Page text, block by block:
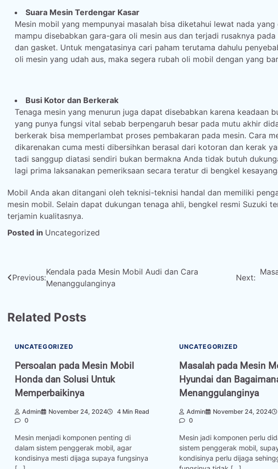
Suara Mesin Terdengar Kasar
Mesin mobil yang mempunyai masalah bisa diketahui lewat nada
mampu disebabkan gara-gara oli mesin aus dan terjadi rusaknya
dan gasket. Untuk mengatasinya cari paham terutama dahulu
oli mesin yang udah aus, maka segera rubah oli mobil dengan yang
Busi Kotor dan Berkerak
Tenaga mesin yang menurun juga dapat disebabkan karena keadaan
yang punya fungsi vital sebab berpengaruh besar pada mutu akhir
berkerak bisa memperlambat proses pembakaran pada mesin. Cara
dikarenakan cuma mesti dibersihkan berasal dari kotoran dan kerak
tadi sanggup diatasi sendiri bukan bermakna Anda tidak butuh
lagi prima laksanakan pemeriksaan secara teratur di bengkel
Mobil Anda akan ditangani oleh teknisi-teknisi handal dan memiliki
mesin mobil. Selain dapat dukungan tenaga ahli, bengkel resmi Suzuki
terjamin kualitasnya.
Posted in Uncategorized
Post
navigation
Previous:
Kendala pada Mesin Mobil Audi dan Cara
Menanggulanginya
Next:
Related Posts
UNCATEGORIZED
Persoalan pada Mesin Mobil
Honda dan Solusi Untuk
Memperbaikinya
Admin November 24, 2024
4 Min Read
0
Mesin menjadi komponen penting di
dalam sistem penggerak mobil, agar
kondisinya mesti dijaga supaya fungsinya
UNCATEGORIZED
Masalah pada Mesin
Hyundai dan
Menanggulanginya
Admin November 24, 2024
0
Mesin jadi komponen perlu
sistem penggerak mobil,
kondisinya perlu dijaga